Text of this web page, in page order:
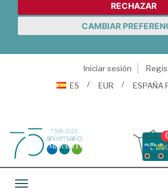
RECHAZAR
CAMBIAR
Iniciar sesión
ES
EUR ESPAÑA
Toggle navigation